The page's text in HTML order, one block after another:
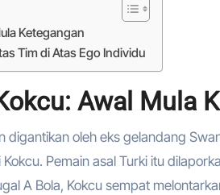
Ketegangan
Tim di Atas Ego Individu
Awal Mula
digantikan oleh eks gelandang
Pemain asal Turki itu
A Bola, Kokcu sempat